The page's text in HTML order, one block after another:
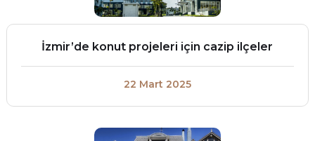
İzmir’de konut projeleri için cazip ilçeler
22 Mart 2025